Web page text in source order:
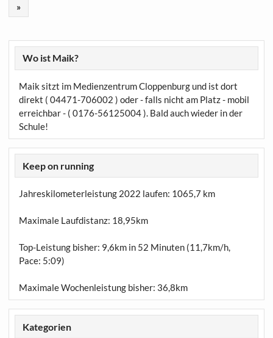
»
Wo ist Maik?
Maik sitzt im Medienzentrum Cloppenburg und ist dort
direkt ( 04471-706002 ) oder - falls nicht am Platz - mobil
erreichbar - ( 0176-56125004 ). Bald auch wieder in der
Schule!
Keep on running
Jahreskilometerleistung 2022 laufen: 1065,7 km
Maximale Laufdistanz: 18,95km
Top-Leistung bisher: 9,6km in 52 Minuten (11,7km/h,
Pace: 5:09)
Maximale Wochenleistung bisher: 36,8km
Kategorien